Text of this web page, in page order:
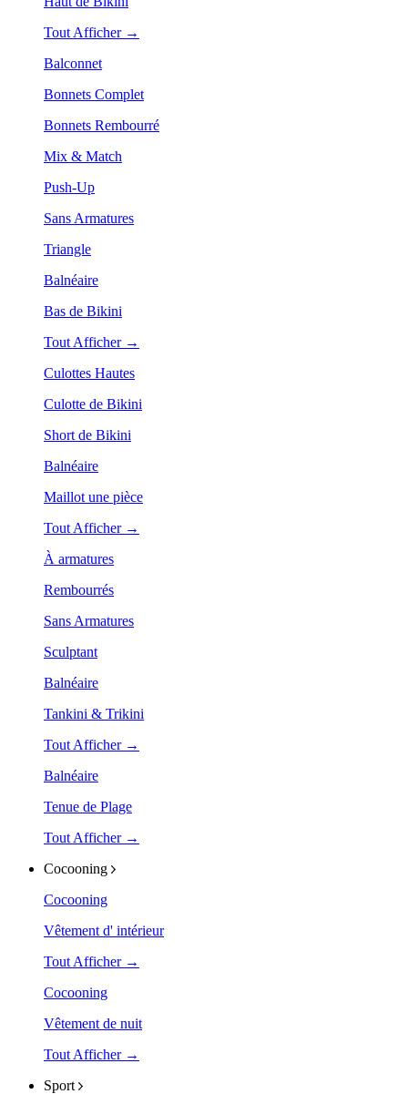
Tout Afficher →
Balconnet
Bonnets Complet
Bonnets Rembourré
Mix & Match
Push-Up
Sans Armatures
Triangle
Balnéaire
Bas de Bikini
Tout Afficher →
Culottes Hautes
Culotte de Bikini
Short de Bikini
Balnéaire
Maillot une pièce
Tout Afficher →
À armatures
Rembourrés
Sans Armatures
Sculptant
Balnéaire
Tankini & Trikini
Tout Afficher →
Balnéaire
Tenue de Plage
Tout Afficher →
Cocooning
Cocooning
Vêtement d' intérieur
Tout Afficher →
Cocooning
Vêtement de nuit
Tout Afficher →
Sport